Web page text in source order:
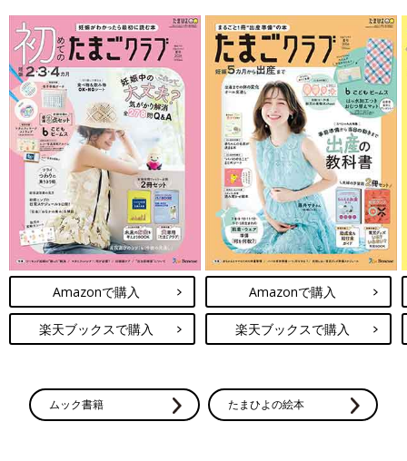
Amazonで購入
楽天ブックスで購入
Amazonで購入
楽天ブックスで購入
ムック書籍 たまひよの絵本